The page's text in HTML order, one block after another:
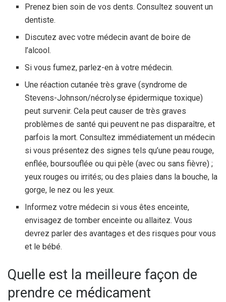
Prenez bien soin de vos dents. Consultez souvent un
dentiste.
Discutez avec votre médecin avant de boire de
l’alcool.
Si vous fumez, parlez-en à votre médecin.
Une réaction cutanée très grave (syndrome de
Stevens-Johnson/nécrolyse épidermique toxique)
peut survenir. Cela peut causer de très graves
problèmes de santé qui peuvent ne pas disparaître, et
parfois la mort. Consultez immédiatement un médecin
si vous présentez des signes tels qu’une peau rouge,
enflée, boursouflée ou qui pèle (avec ou sans fièvre) ;
yeux rouges ou irrités; ou des plaies dans la bouche, la
gorge, le nez ou les yeux.
Informez votre médecin si vous êtes enceinte,
envisagez de tomber enceinte ou allaitez. Vous
devrez parler des avantages et des risques pour vous
et le bébé.
Quelle est la meilleure façon de
prendre ce médicament